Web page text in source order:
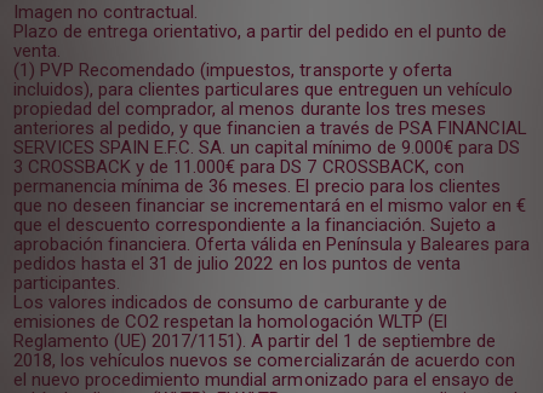
Imagen no contractual.
Plazo de entrega orientativo, a partir del pedido en el punto de
venta.
(1) PVP Recomendado (impuestos, transporte y oferta
incluidos), para clientes particulares que entreguen un vehículo
propiedad del comprador, al menos durante los tres meses
anteriores al pedido, y que financien a través de PSA FINANCIAL
SERVICES SPAIN E.F.C. SA. un capital mínimo de 9.000€ para DS
3 CROSSBACK y de 11.000€ para DS 7 CROSSBACK, con
permanencia mínima de 36 meses. El precio para los clientes
que no deseen financiar se incrementará en el mismo valor en €
que el descuento correspondiente a la financiación. Sujeto a
aprobación financiera. Oferta válida en Península y Baleares para
pedidos hasta el 31 de julio 2022 en los puntos de venta
participantes.
Los valores indicados de consumo de carburante y de
emisiones de CO2 respetan la homologación WLTP (El
Reglamento (UE) 2017/1151). A partir del 1 de septiembre de
2018, los vehículos nuevos se comercializarán de acuerdo con
el nuevo procedimiento mundial armonizado para el ensayo de